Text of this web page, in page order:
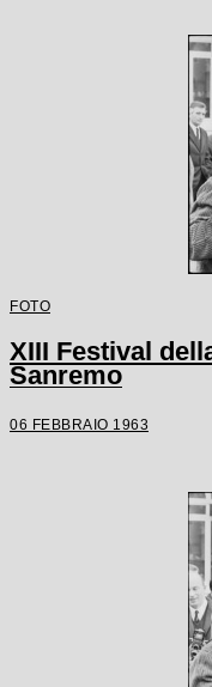
FOTO
XIII Festival
Sanremo
06 FEBBRAIO 1963